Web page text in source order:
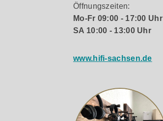
Öffnungszeiten:
Mo-Fr 09:00 - 17:00 Uhr
SA 10:00 - 13:00 Uhr
www.hifi-sachsen.de